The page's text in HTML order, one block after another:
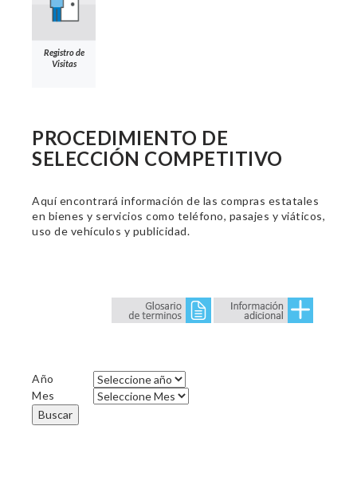
Registro de
Visitas
PROCEDIMIENTO DE
SELECCIÓN COMPETITIVO
Aquí encontrará información de las compras estatales
en bienes y servicios como teléfono, pasajes y viáticos,
uso de vehículos y publicidad.
Año
Mes
Buscar